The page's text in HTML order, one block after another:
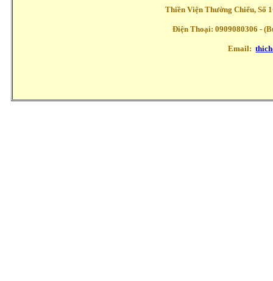
Thiền Viện Thường Chiếu, Số
Điện Thoại: 0909080306 -
Email: